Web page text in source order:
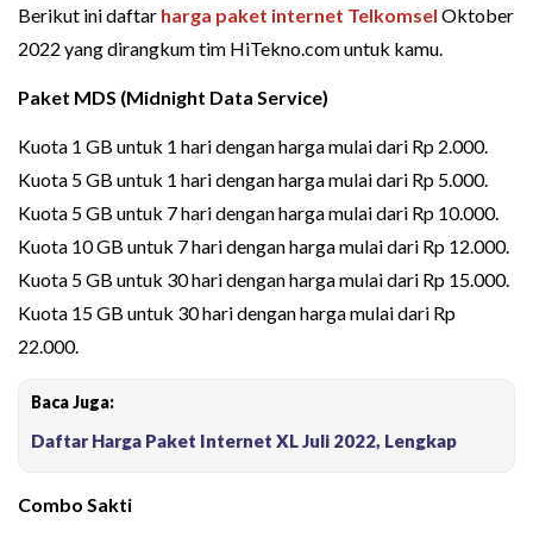
Berikut ini daftar harga paket internet Telkomsel Oktober
2022 yang dirangkum tim HiTekno.com untuk kamu.
Paket MDS (Midnight Data Service)
Kuota 1 GB untuk 1 hari dengan harga mulai dari Rp 2.000.
Kuota 5 GB untuk 1 hari dengan harga mulai dari Rp 5.000.
Kuota 5 GB untuk 7 hari dengan harga mulai dari Rp 10.000.
Kuota 10 GB untuk 7 hari dengan harga mulai dari Rp 12.000.
Kuota 5 GB untuk 30 hari dengan harga mulai dari Rp 15.000.
Kuota 15 GB untuk 30 hari dengan harga mulai dari Rp
22.000.
Baca Juga:
Daftar Harga Paket Internet XL Juli 2022, Lengkap
Combo Sakti